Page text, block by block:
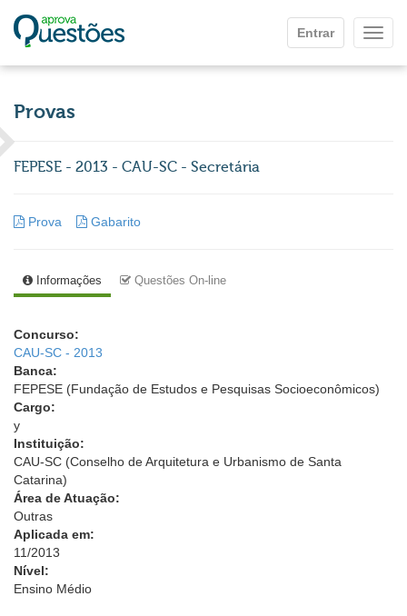
Entrar
Provas
FEPESE - 2013 - CAU-SC - Secretária
Prova Gabarito
Informações Questões On-line
Concurso:
CAU-SC - 2013
Banca:
FEPESE (Fundação de Estudos e Pesquisas Socioeconômicos)
Cargo:
y
Instituição:
CAU-SC (Conselho de Arquitetura e Urbanismo de Santa
Catarina)
Área de Atuação:
Outras
Aplicada em:
11/2013
Nível:
Ensino Médio